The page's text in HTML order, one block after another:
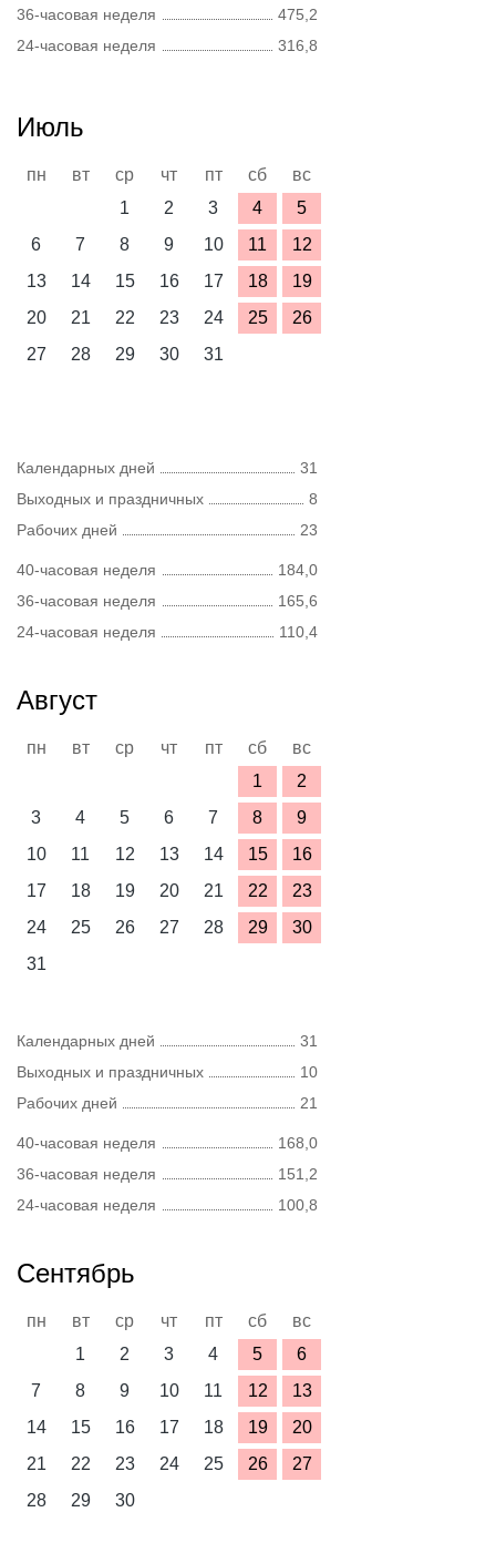
36-часовая неделя
475,2
24-часовая неделя
316,8
Июль
пн вт ср чт пт сб
вс
1
2 3 4
5
6
7 8 9 10 11
12
13
14 15 16 17 18
19
20
21 22 23 24 25
26
27
28 29 30 31
Календарных дней
31
Выходных и праздничных
8
Рабочих дней
23
40-часовая неделя
184,0
36-часовая неделя
165,6
24-часовая неделя
110,4
Август
пн вт ср чт пт сб
вс
1
2
3
4 5 6 7 8
9
10
11 12 13 14 15
16
17
18 19 20 21 22
23
24
25 26 27 28 29
30
31
Календарных дней
31
Выходных и праздничных
10
Рабочих дней
21
40-часовая неделя
168,0
36-часовая неделя
151,2
24-часовая неделя
100,8
Сентябрь
пн вт ср чт пт сб
вс
1
2 3 4 5
6
7
8 9 10 11 12
13
14
15 16 17 18 19
20
21
22 23 24 25 26
27
28
29 30